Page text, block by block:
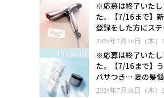
※応募は終了いたし
た。【7/16まで】
登録をした方にス
テのシャインリバー
ゼント！
2026年7月16日（木）
※応募は終了いたし
た。【7/16まで】
パサつき… 夏の髪
消するヘアケアアイ
2026年7月16日（木）